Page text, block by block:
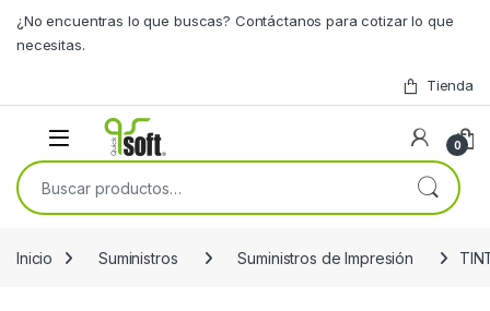
¿No encuentras lo que buscas? Contáctanos para cotizar lo que
necesitas.
Tienda
0
Buscar por:
Inicio Suministros Suministros de Impresión